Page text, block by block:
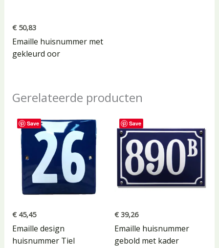
€50,83
Emaille huisnummer met
gekleurd oor
Gerelateerde producten
Save
€45,45
Emaille design
huisnummer Tiel
Save
€ 39,26
Emaille huisnummer
gebold met kader